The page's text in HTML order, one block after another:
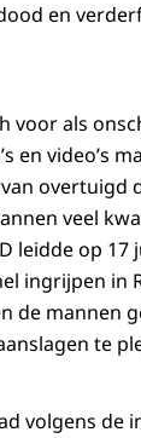
en
voor als
en video’s
overtuigd
veel
leidde op 17
ingrijpen in
de mannen
te
volgens de